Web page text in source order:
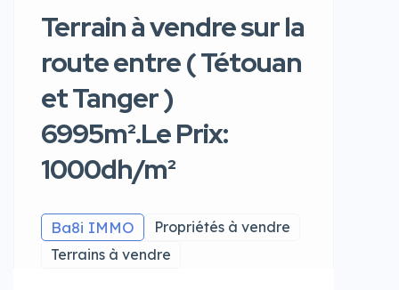
Terrain à vendre sur la
route entre ( Tétouan
et Tanger )
6995m².Le Prix:
1000dh/m²
Ba8i IMMO
Propriétés à vendre
Terrains à vendre